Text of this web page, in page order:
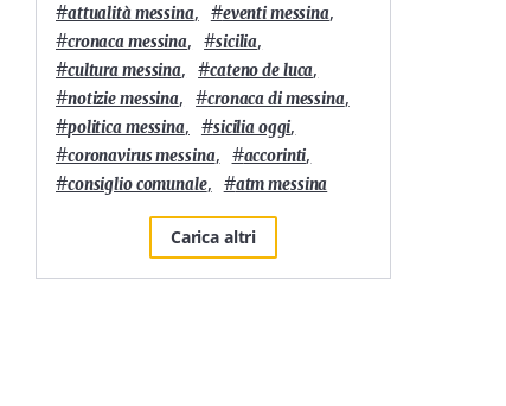
#attualità messina, #eventi messina,
#cronaca messina, #sicilia,
#cultura messina, #cateno de luca,
#notizie messina, #cronaca di messina,
#politica messina, #sicilia oggi,
#coronavirus messina, #accorinti,
#consiglio comunale, #atm messina
Carica altri